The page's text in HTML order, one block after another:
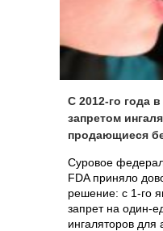
С 2012-го года
запретом
продающиеся
Суровое
FDA приняло
решение: с 1-го
запрет на один-
ингаляторов для